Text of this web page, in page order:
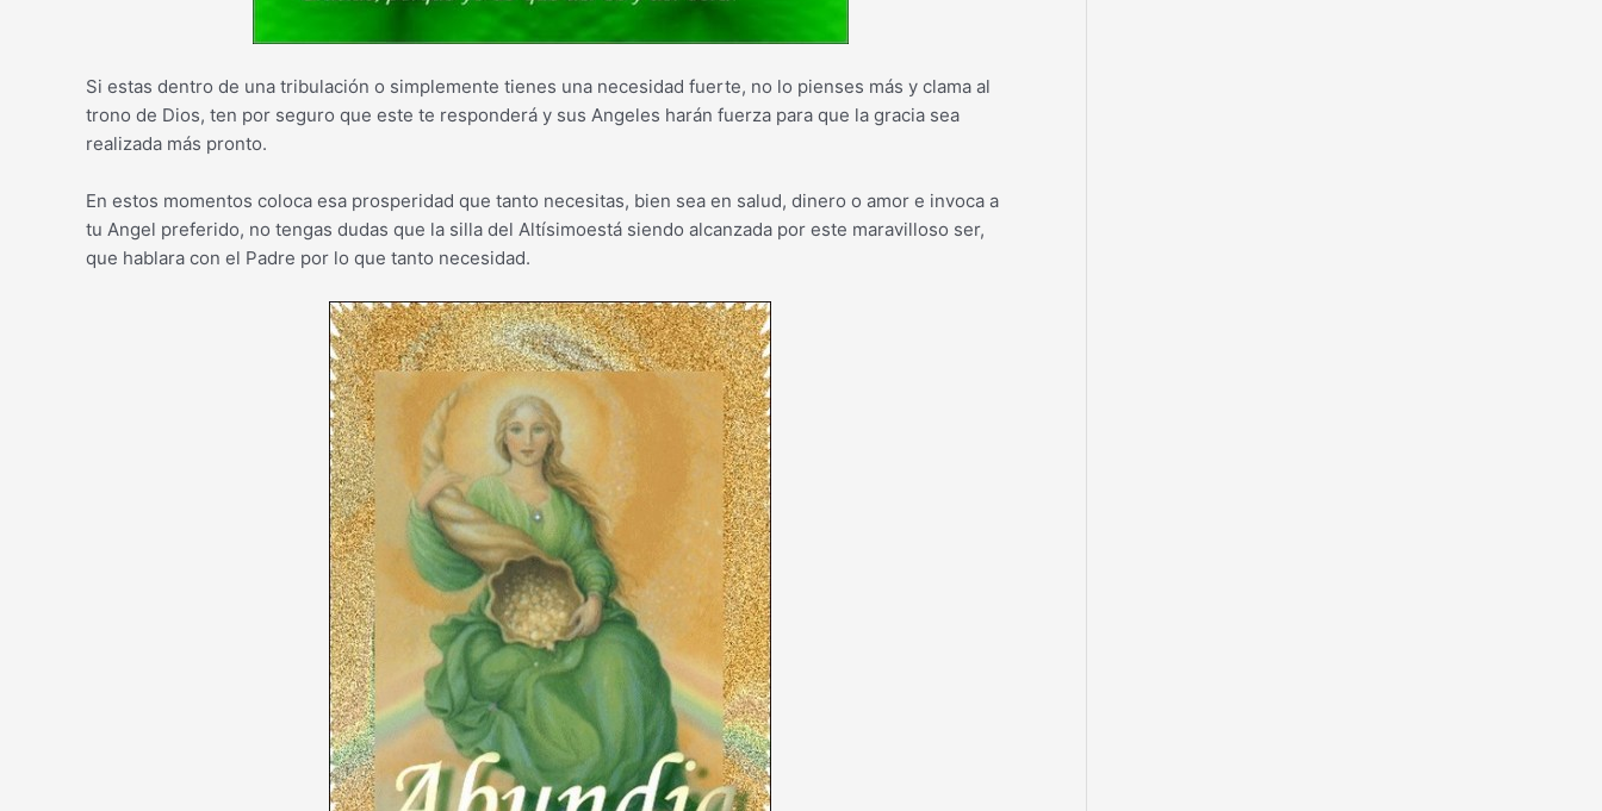
Si estas dentro de una tribulación o simplemente tienes una necesidad fuerte, no lo pienses más y clama al
trono de Dios, ten por seguro que este te responderá y sus Angeles harán fuerza para que la gracia sea
realizada más pronto.
En estos momentos coloca esa prosperidad que tanto necesitas, bien sea en salud, dinero o amor e invoca a
tu Angel preferido, no tengas dudas que la silla del Altísimoestá siendo alcanzada por este maravilloso ser,
que hablara con el Padre por lo que tanto necesidad.